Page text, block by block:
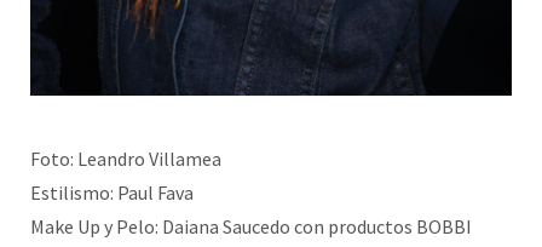
Foto: Leandro Villamea
Estilismo: Paul Fava
Make Up y Pelo: Daiana Saucedo con productos BOBBI